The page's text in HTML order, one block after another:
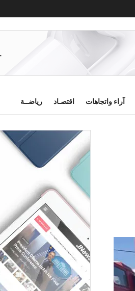
آراء واتجاهات اقتصـاد رياضــة